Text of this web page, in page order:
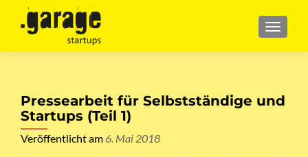
MENU
Pressearbeit für Selbstständige und
Startups (Teil 1)
Veröffentlicht am 6. Mai 2018